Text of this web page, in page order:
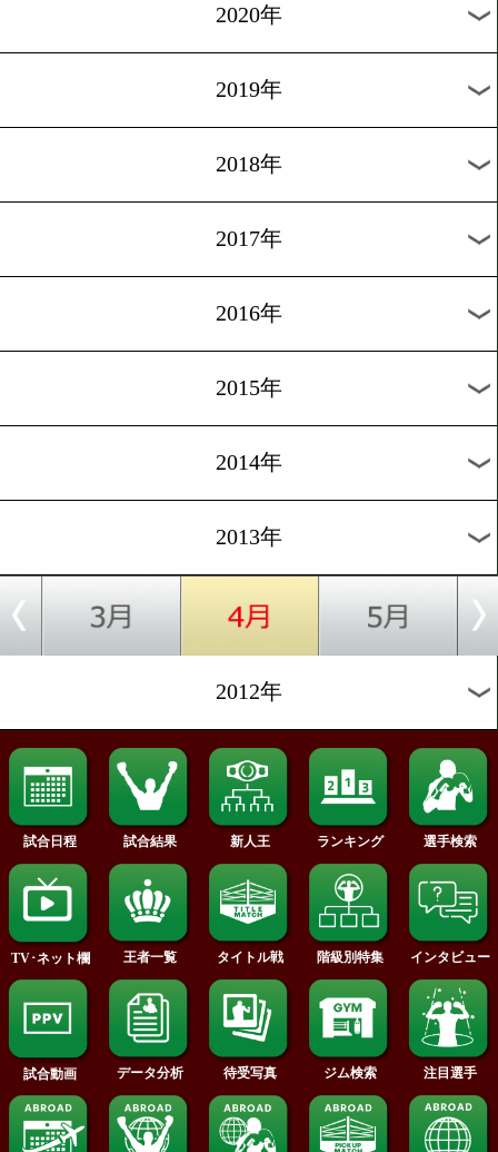
2023年
2021年
2019年
2018年
2016年
2015年
2014年
2013年
2012年